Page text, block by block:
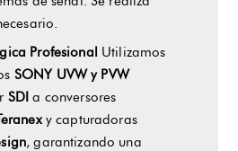
Profesional Utilizamos
SONY UVW y PVW
SDI a conversores
y capturadoras
, garantizando una